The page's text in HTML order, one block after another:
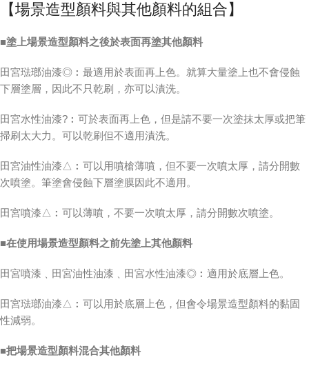
【場景造型顏料與其他顏料的組合】
■塗上場景造型顏料之後於表面再塗其他顏料
田宮琺瑯油漆◎︰最適用於表面再上色。就算大量塗上也不會侵蝕
下層塗層，因此不只乾刷，亦可以漬洗。
田宮水性油漆?︰可於表面再上色，但是請不要一次塗抹太厚或把筆
掃刷太大力。可以乾刷但不適用漬洗。
田宮油性油漆△︰可以用噴槍薄噴，但不要一次噴太厚，請分開數
次噴塗。筆塗會侵蝕下層塗膜因此不適用。
田宮噴漆△︰可以薄噴，不要一次噴太厚，請分開數次噴塗。
■在使用場景造型顏料之前先塗上其他顏料
田宮噴漆﹑田宮油性油漆﹑田宮水性油漆◎︰適用於底層上色。
田宮琺瑯油漆△︰可以用於底層上色，但會令場景造型顏料的黏固
性減弱。
■把場景造型顏料混合其他顏料